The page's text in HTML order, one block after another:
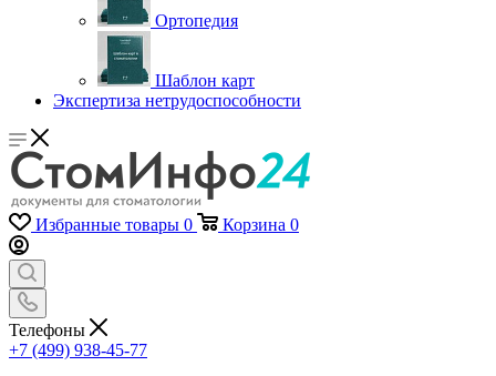
Ортопедия
Шаблон карт
Экспертиза нетрудоспособности
Избранные товары 0 Корзина 0
Телефоны
+7 (499) 938-45-77